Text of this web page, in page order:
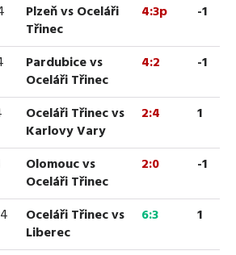
Plzeň vs Oceláři
Třinec
4:3p -1
Pardubice vs
Oceláři Třinec
4:2 -1
Oceláři Třinec vs
Karlovy Vary
2:4 1
Olomouc vs
Oceláři Třinec
2:0 -1
Oceláři Třinec vs
Liberec
6:3 1